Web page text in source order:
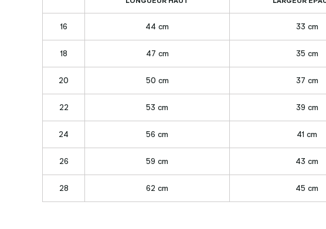
16 44 cm 33 cm
18 47 cm 35 cm
20 50 cm 37 cm
22 53 cm 39 cm
24 56 cm 41 cm
26 59 cm 43 cm
28 62 cm 45 cm